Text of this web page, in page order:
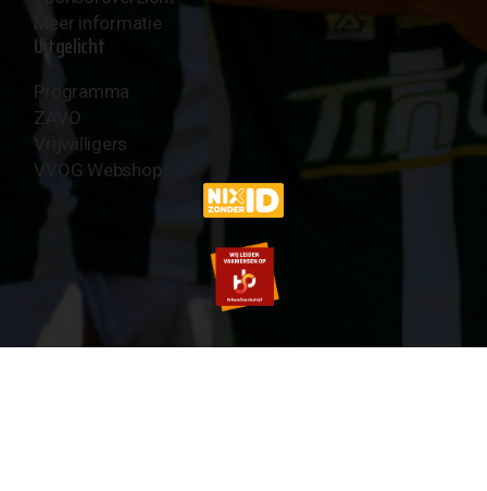
Meer informatie
Uitgelicht
Programma
ZAVO
Vrijwilligers
VVOG Webshop